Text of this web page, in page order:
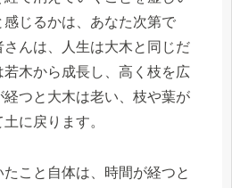
じるかは、あなた次第で
んは、人生は大木と同じだ
木から成長し、高く枝を広
つと大木は老い、枝や葉が
に戻ります。
こと自体は、時間が経つと